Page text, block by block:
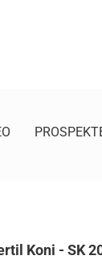
Koni - SK